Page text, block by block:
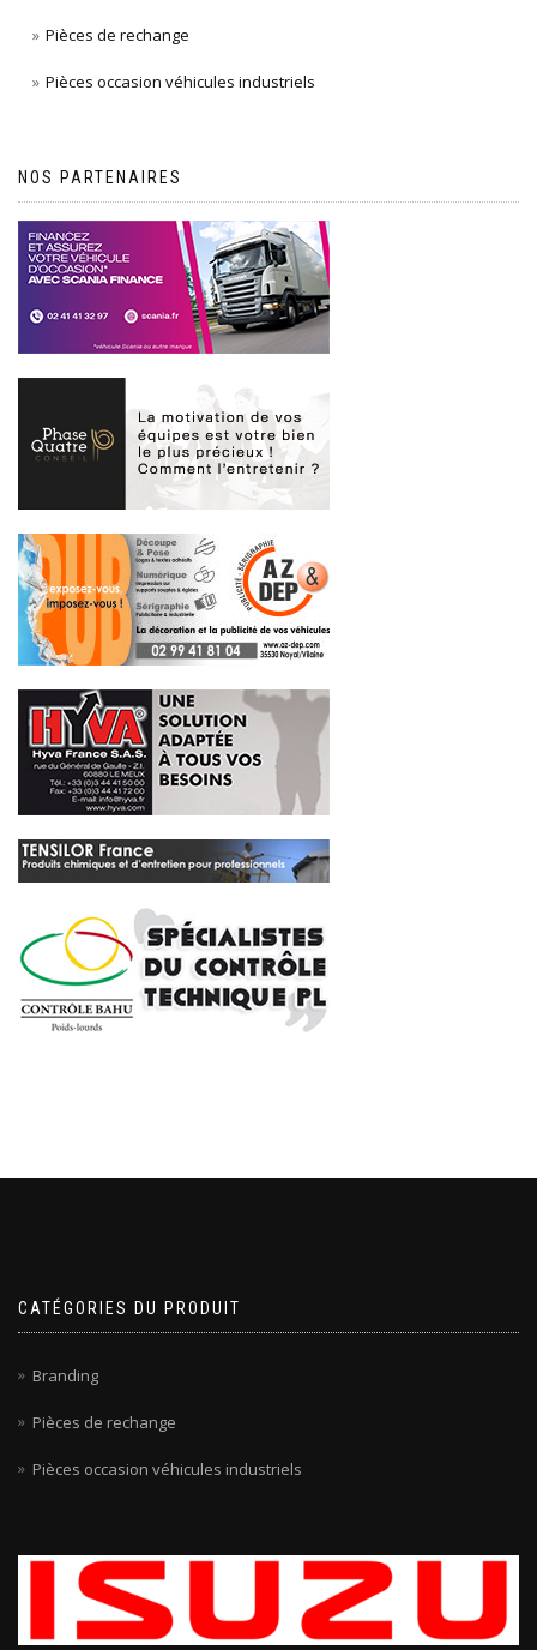
Pièces de rechange
Pièces occasion véhicules industriels
NOS PARTENAIRES
CATÉGORIES DU PRODUIT
Branding
Pièces de rechange
Pièces occasion véhicules industriels